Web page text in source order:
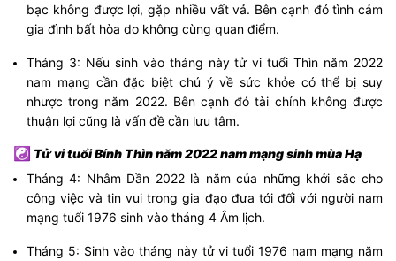
bạc không được lợi, gặp nhiều vất vả. Bên cạnh đó tình cảm
gia đình bất hòa do không cùng quan điểm.
Tháng 3: Nếu sinh vào tháng này tử vi tuổi Thìn năm 2022
nam mạng cần đặc biệt chú ý về sức khỏe có thể bị suy
nhược trong năm 2022. Bên cạnh đó tài chính không được
thuận lợi cũng là vấn đề cần lưu tâm.
☯ Tử vi tuổi Bính Thìn năm 2022 nam mạng sinh mùa Hạ
Tháng 4: Nhâm Dần 2022 là năm của những khởi sắc cho
công việc và tin vui trong gia đạo đưa tới đối với người nam
mạng tuổi 1976 sinh vào tháng 4 Âm lịch.
Tháng 5: Sinh vào tháng này tử vi tuổi 1976 nam mạng năm